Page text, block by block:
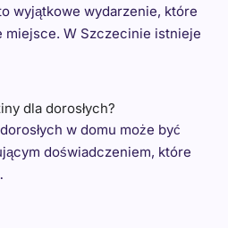
wyjątkowe wydarzenie, które
miejsce. W Szczecinie istnieje
dla dorosłych?
w domu może być
doświadczeniem, które